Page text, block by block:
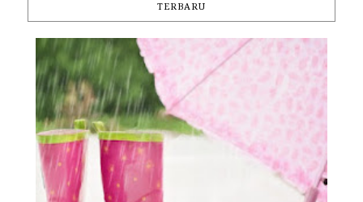
TERBARU